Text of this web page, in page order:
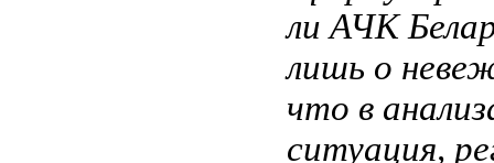
ли АЧК
лишь о
что в
ситуация,